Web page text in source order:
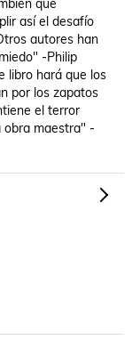
que
así el desafío
autores han
-Philip
libro hará que los
por los zapatos
el terror
obra maestra" -